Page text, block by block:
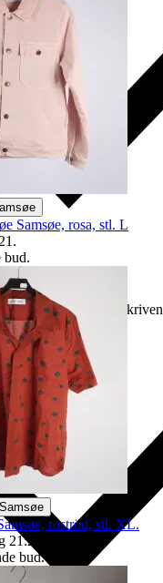
varan inte är som beskriven
Samsøe, rosa, stl. L
.
bud.
roströd, stl. XL.
21:23
bud.